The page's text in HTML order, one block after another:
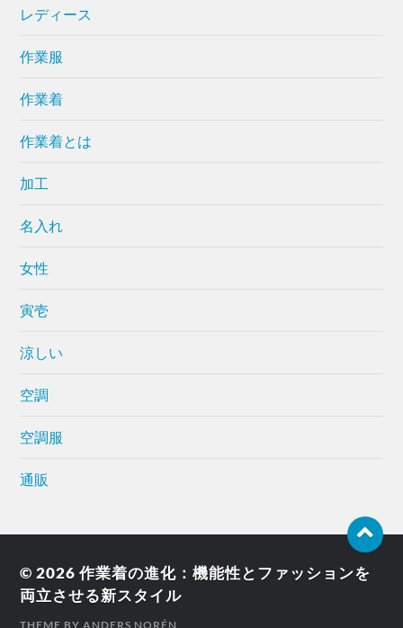
レディース
作業服
作業着
作業着とは
加工
名入れ
女性
寅壱
涼しい
空調
空調服
通販
© 2026作業着の進化：機能性とファッションを
両立させる新スタイル
THEME BYANDERS NORÉN